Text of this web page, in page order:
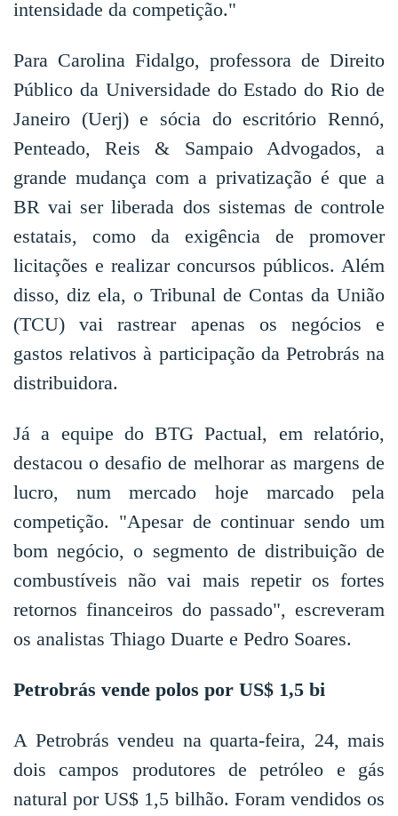
intensidade da competição."
Para Carolina Fidalgo, professora de Direito
Público da Universidade do Estado do Rio de
Janeiro (Uerj) e sócia do escritório Rennó,
Penteado, Reis & Sampaio Advogados, a
grande mudança com a privatização é que a
BR vai ser liberada dos sistemas de controle
estatais, como da exigência de promover
licitações e realizar concursos públicos. Além
disso, diz ela, o Tribunal de Contas da União
(TCU) vai rastrear apenas os negócios e
gastos relativos à participação da Petrobrás na
distribuidora.
Já a equipe do BTG Pactual, em relatório,
destacou o desafio de melhorar as margens de
lucro, num mercado hoje marcado pela
competição. "Apesar de continuar sendo um
bom negócio, o segmento de distribuição de
combustíveis não vai mais repetir os fortes
retornos financeiros do passado", escreveram
os analistas Thiago Duarte e Pedro Soares.
Petrobrás vende polos por US$ 1,5 bi
A Petrobrás vendeu na quarta-feira, 24, mais
dois campos produtores de petróleo e gás
natural por US$ 1,5 bilhão. Foram vendidos os